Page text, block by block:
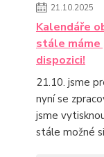
21.10.2025
Kalendáře
stále máme
dispozici!
21.10. jsme
nyní se
jsme
stále možné